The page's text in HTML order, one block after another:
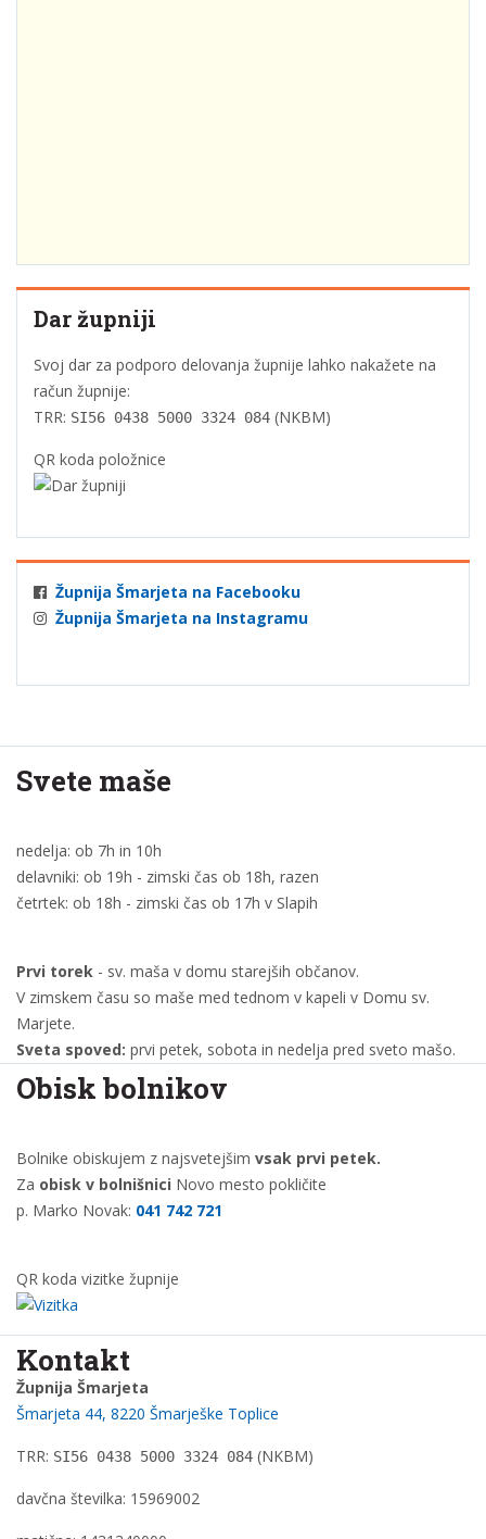
Dar župniji
Svoj dar za podporo delovanja župnije lahko nakažete na
račun župnije:
TRR: SI56 0438 5000 3324 084 (NKBM)
QR koda položnice
Župnija Šmarjeta na Facebooku
Župnija Šmarjeta na Instagramu
Svete maše
nedelja: ob 7h in 10h
delavniki: ob 19h - zimski čas ob 18h, razen
četrtek: ob 18h - zimski čas ob 17h v Slapih
Prvi torek - sv. maša v domu starejših občanov.
V zimskem času so maše med tednom v kapeli v Domu sv.
Marjete.
Sveta spoved: prvi petek, sobota in nedelja pred sveto mašo.
Obisk bolnikov
Bolnike obiskujem z najsvetejšim vsak prvi petek.
Za obisk v bolnišnici Novo mesto pokličite
p. Marko Novak: 041 742 721
QR koda vizitke župnije
Kontakt
Župnija Šmarjeta
Šmarjeta 44, 8220 Šmarješke Toplice
TRR: SI56 0438 5000 3324 084 (NKBM)
davčna številka: 15969002